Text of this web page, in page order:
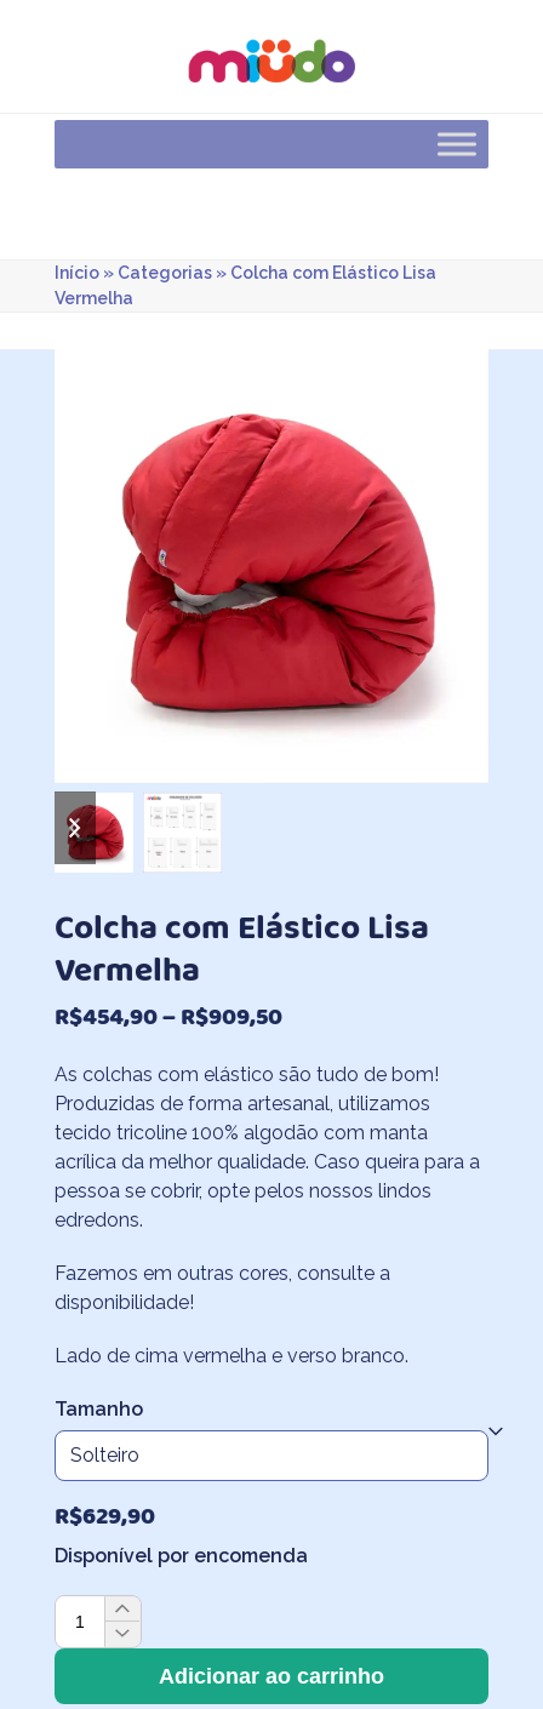
Início» Categorias» Colcha com Elástico Lisa
Vermelha
previous
slide
next
slide
Colcha com Elástico Lisa
Vermelha
R$454,90–R$909,50Faixa
preço:
R$454,90
através
R$909,50
As colchas com elástico são tudo de bom!
Produzidas de forma artesanal, utilizamos
tecido tricoline 100% algodão com manta
acrílica da melhor qualidade. Caso queira para a
pessoa se cobrir, opte pelos nossos lindos
edredons.
Fazemos em outras cores, consulte a
disponibilidade!
Lado de cima vermelha e verso branco.
Tamanho
R$629,90
Disponível por encomenda
Colcha
com
Lisa
Adicionar ao carrinho